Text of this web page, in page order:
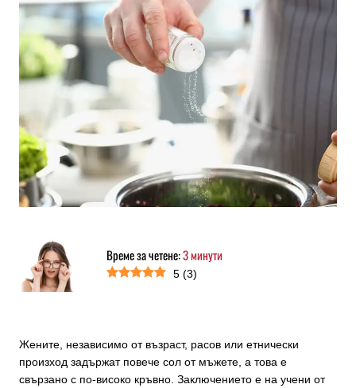
Време за четене:3минути
5 (3)
Жените, независимо от възраст, расов или етнически
произход задържат повече сол от мъжете, а това е
свързано с по-високо кръвно. Заключението е на учени от